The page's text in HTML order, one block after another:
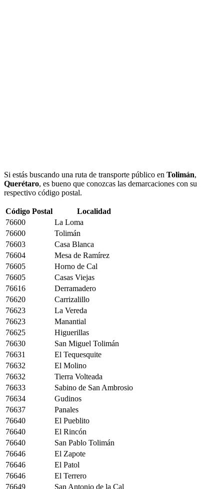
Si estás buscando una ruta de transporte público en Tolimán,
Querétaro, es bueno que conozcas las demarcaciones con su
respectivo código postal.
Código Postal
Localidad
76600
La Loma
76600
Tolimán
76603
Casa Blanca
76604
Mesa de Ramírez
76605
Horno de Cal
76605
Casas Viejas
76616
Derramadero
76620
Carrizalillo
76623
La Vereda
76623
Manantial
76625
Higuerillas
76630
San Miguel Tolimán
76631
El Tequesquite
76632
El Molino
76632
Tierra Volteada
76633
Sabino de San Ambrosio
76634
Gudinos
76637
Panales
76640
El Pueblito
76640
El Rincón
76640
San Pablo Tolimán
76646
El Zapote
76646
El Patol
76646
El Terrero
76649
San Antonio de la Cal